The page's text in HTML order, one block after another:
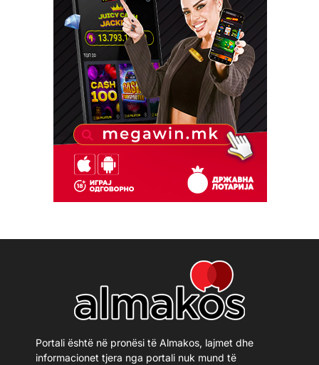
Portali është në pronësi të Almakos, lajmet dhe
informacionet tjera nga portali nuk mund të